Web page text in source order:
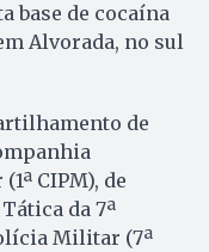
base de cocaína
Alvorada, no sul
de
CIPM), de
da 7ª
Militar (7ª